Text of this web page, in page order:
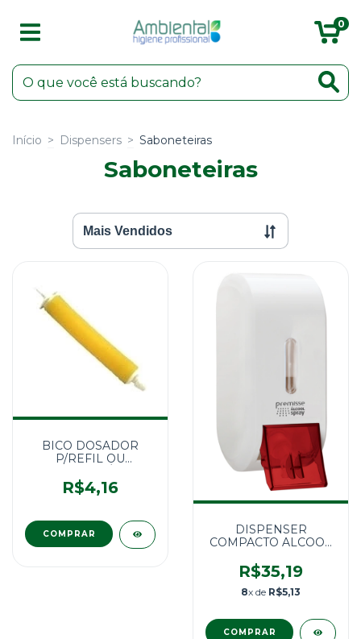
0
Início > Dispensers > Saboneteiras
Saboneteiras
BICO DOSADOR
P/REFIL OU
R$4,16
DISPENSER
COMPACTO ALCOOL
RESERV.
R$35,19
8x de R$5,13